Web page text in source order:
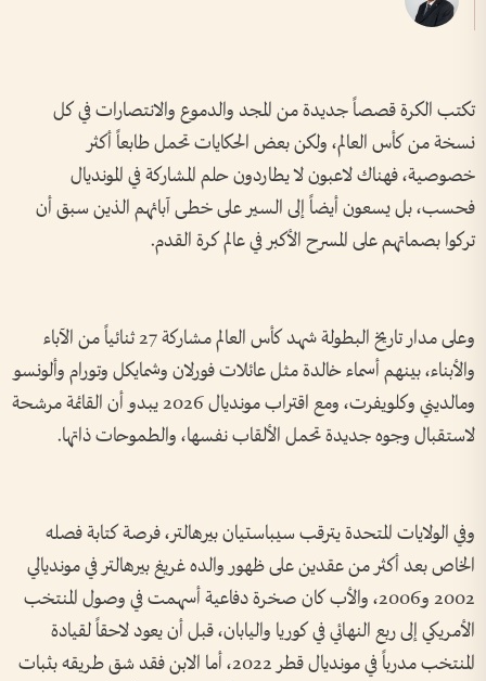
تكتب الكرة قصصاً جديدة من المجد والدموع والانتصارات في كل
نسخة من كأس العالم، ولكن بعض الحكايات تحمل طابعاً أكثر
خصوصية، فهناك لاعبون لا يطاردون حلم المشاركة في المونديال
فحسب، بل يسعون أيضاً إلى السير على خطى آبائهم الذين سبق أن
تركوا بصماتهم على المسرح الأكبر في عالم كرة القدم.
وعلى مدار تاريخ البطولة شهد كأس العالم مشاركة 27 ثنائياً من الآباء
والأبناء، بينهم أسماء خالدة مثل عائلات فورلان وشمايكل وتورام وألونسو
ومالديني وكلويفرت، ومع اقتراب مونديال 2026 يبدو أن القائمة مرشحة
لاستقبال وجوه جديدة تحمل الألقاب نفسها، والطموحات ذاتها.
وفي الولايات المتحدة يترقب سيباستيان بيرهالتر، فرصة كتابة فصله
الخاص بعد أكثر من عقدين على ظهور والده غريغ بيرهالتر في مونديالي
2002 و2006، والأب كان صخرة دفاعية أسهمت في وصول المنتخب
الأمريكي إلى ربع النهائي في كوريا واليابان، قبل أن يعود لاحقاً لقيادة
المنتخب مدرباً في مونديال قطر 2022، أما الابن فقد شق طريقه بثبات